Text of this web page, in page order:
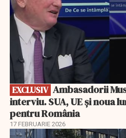
EXCLUSIV
interviu. SUA, UE și noua
pentru România
17 FEBRUARIE 2026